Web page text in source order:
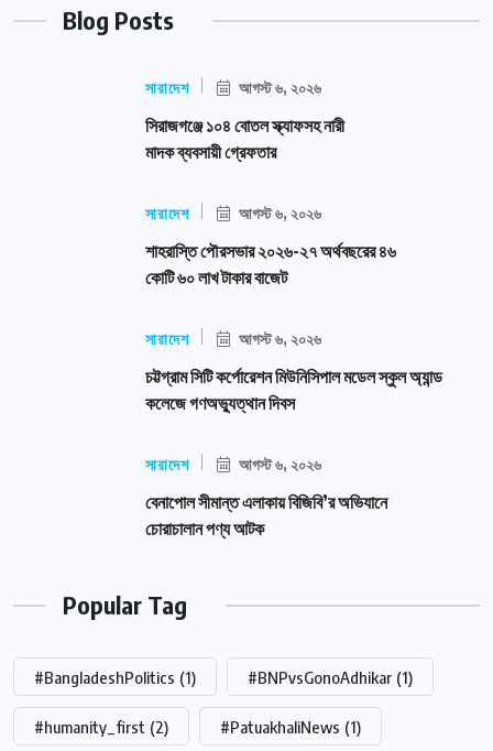
Blog Posts
সারাদেশ আগস্ট ৬, ২০২৬
সিরাজগঞ্জে ১০৪ বোতল স্ক্যাফসহ নারী
মাদক ব্যবসায়ী গ্রেফতার
সারাদেশ আগস্ট ৬, ২০২৬
শাহরাস্তি পৌরসভার ২০২৬-২৭ অর্থবছরের ৪৬
কোটি ৬০ লাখ টাকার বাজেট
সারাদেশ আগস্ট ৬, ২০২৬
চট্টগ্রাম সিটি কর্পোরেশন মিউনিসিপাল মডেল স্কুল অ্যান্ড
কলেজে গণঅভ্যুত্থান দিবস
সারাদেশ আগস্ট ৬, ২০২৬
বেনাপোল সীমান্ত এলাকায় বিজিবি’র অভিযানে
চোরাচালান পণ্য আটক
Popular Tag
#BangladeshPolitics (1) #BNPvsGonoAdhikar (1)
#humanity_first (2) #PatuakhaliNews (1)